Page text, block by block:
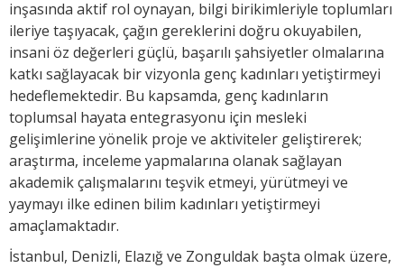
inşasında aktif rol oynayan, bilgi birikimleriyle toplumları
ileriye taşıyacak, çağın gereklerini doğru okuyabilen,
insani öz değerleri güçlü, başarılı şahsiyetler olmalarına
katkı sağlayacak bir vizyonla genç kadınları yetiştirmeyi
hedeflemektedir. Bu kapsamda, genç kadınların
toplumsal hayata entegrasyonu için mesleki
gelişimlerine yönelik proje ve aktiviteler geliştirerek;
araştırma, inceleme yapmalarına olanak sağlayan
akademik çalışmalarını teşvik etmeyi, yürütmeyi ve
yaymayı ilke edinen bilim kadınları yetiştirmeyi
amaçlamaktadır.
İstanbul, Denizli, Elazığ ve Zonguldak başta olmak üzere,